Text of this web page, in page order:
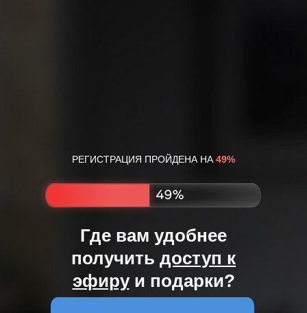
Где вам удобнее
получить доступ к
эфируи подарки?
РЕГИСТРАЦИЯ ПРОЙДЕНА НА 49%